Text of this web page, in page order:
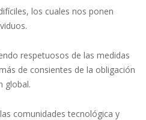
los cuales nos ponen
respetuosos de las medidas
de consientes de la obligación
global.
comunidades tecnológica y